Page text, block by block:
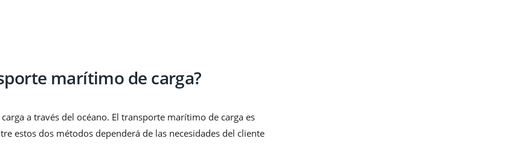
marítimo de carga?
a través del océano. El transporte marítimo de carga es
estos dos métodos dependerá de las necesidades del cliente